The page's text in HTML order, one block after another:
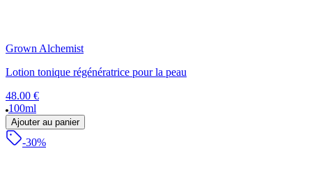
Grown Alchemist
Lotion tonique régénératrice pour la peau
48.00 €
100ml
Ajouter au panier
-30%